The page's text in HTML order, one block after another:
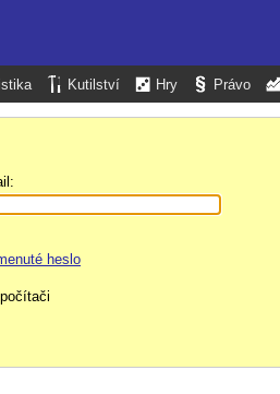
Kutilství Hry Právo
heslo